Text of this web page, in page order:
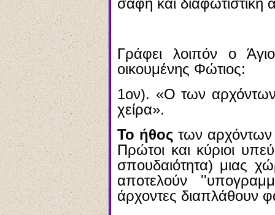
σαφή και διαφωτιστική
Γράφει λοιπόν ο
οικουμένης Φώτιος:
1ον). «Ο των αρχόντων
χείρα».
Το ήθοςτων αρχόντων
Πρώτοι και κύριοι
σπουδαιότητα) μιας
αποτελούν
άρχοντες διαπλάθουν